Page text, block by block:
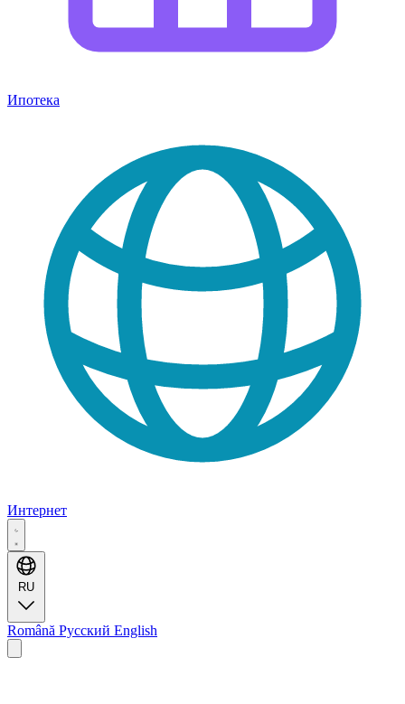
Ипотека
Интернет
RU
Română Русский English